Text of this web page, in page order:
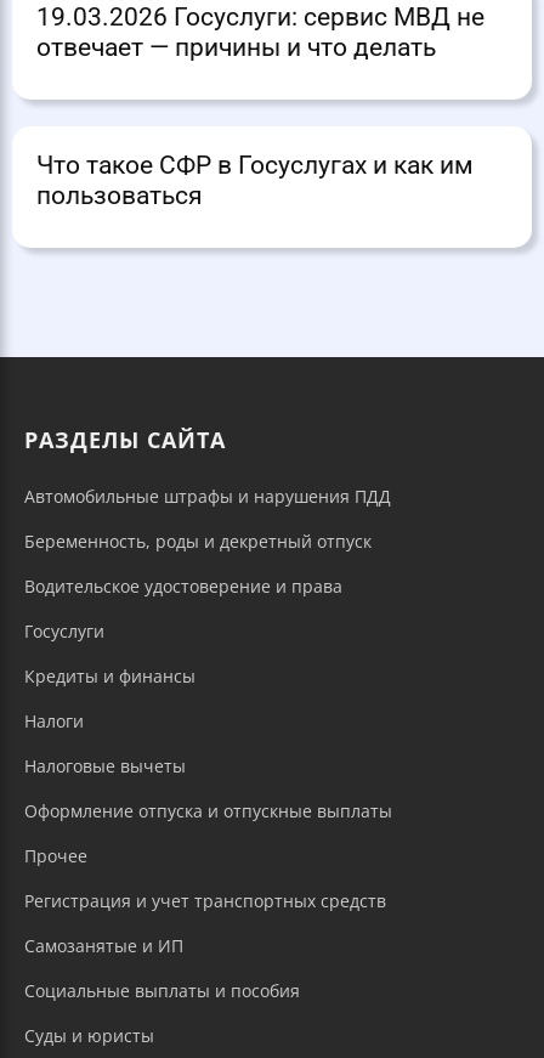
19.03.2026 Госуслуги: сервис МВД не
отвечает — причины и что делать
Что такое СФР в Госуслугах и как им
пользоваться
РАЗДЕЛЫ САЙТА
Автомобильные штрафы и нарушения ПДД
Беременность, роды и декретный отпуск
Водительское удостоверение и права
Госуслуги
Кредиты и финансы
Налоги
Налоговые вычеты
Оформление отпуска и отпускные выплаты
Прочее
Регистрация и учет транспортных средств
Самозанятые и ИП
Социальные выплаты и пособия
Суды и юристы